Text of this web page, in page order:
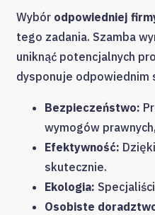
Wybór odpowiedniej
tego zadania. Szamba
uniknąć potencjalnych
dysponuje odpowiednim
Bezpieczeństwo:
wymogów
Efektywność:
skutecznie.
Ekologia:
Osobiste